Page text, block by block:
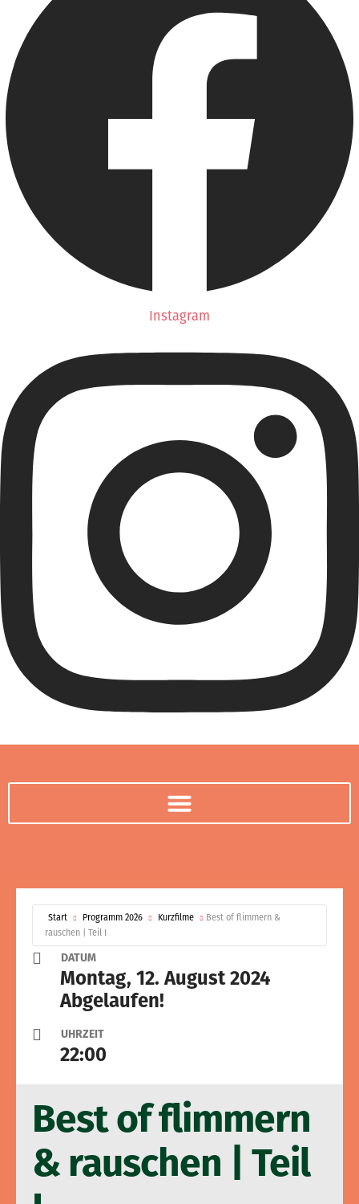
Instagram
Start Programm 2026 Kurzfilme
Best of flimmern &
rauschen | Teil I
DATUM
Montag, 12. August 2024
Abgelaufen!
UHRZEIT
22:00
Best of flimmern
& rauschen | Teil